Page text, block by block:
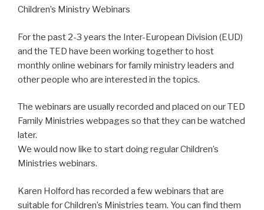
Children’s Ministry Webinars
For the past 2-3 years the Inter-European Division (EUD)
and the TED have been working together to host
monthly online webinars for family ministry leaders and
other people who are interested in the topics.
The webinars are usually recorded and placed on our TED
Family Ministries webpages so that they can be watched
later.
We would now like to start doing regular Children’s
Ministries webinars.
Karen Holford has recorded a few webinars that are
suitable for Children’s Ministries team. You can find them